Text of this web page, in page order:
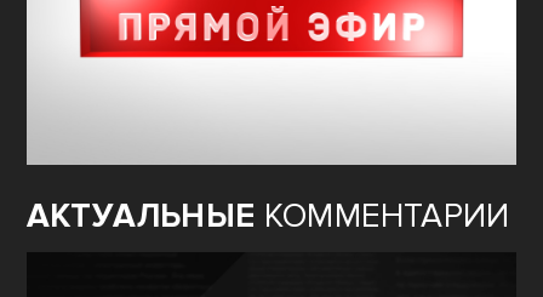
АКТУАЛЬНЫЕ КОММЕНТАРИИ